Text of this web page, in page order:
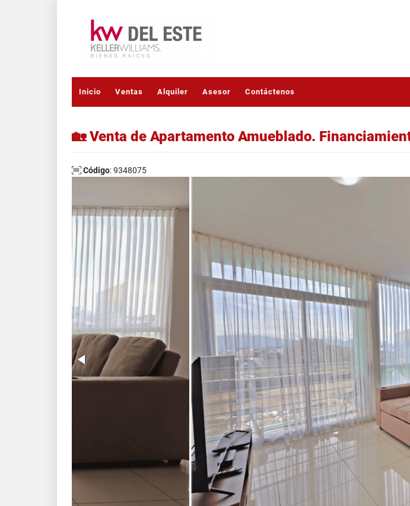
Inicio Ventas Alquiler Asesor Contáctenos
🏡 Venta de Apartamento Amueblado.
Código: 9348075